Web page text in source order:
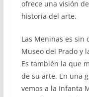
ofrece una visión
historia del arte.
Las Meninas es sin
Museo del Prado y
Es también la que
de su arte. En una
vemos a la Infanta